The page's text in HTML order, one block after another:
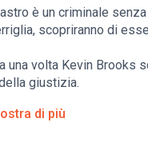
è un criminale
scopriranno di
una volta Kevin Brooks
giustizia.
di più